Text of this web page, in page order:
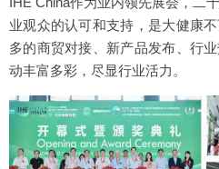
业观众的认可和支持，是大健康
多的商贸对接、新产品发布、行
动丰富多彩，尽显行业活力。